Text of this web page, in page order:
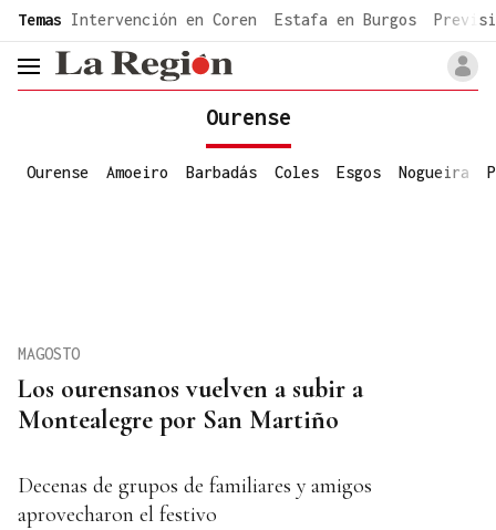
common.go-to-content
Temas Intervención en Coren Estafa en Burgos
header.menu.open
Ourense
Ourense Amoeiro Barbadás Coles Esgos Nogueira
Los ourensanos vuelven a subir a
Montealegre por San Martiño
MAGOSTO
Decenas de grupos de familiares y amigos
aprovecharon el festivo